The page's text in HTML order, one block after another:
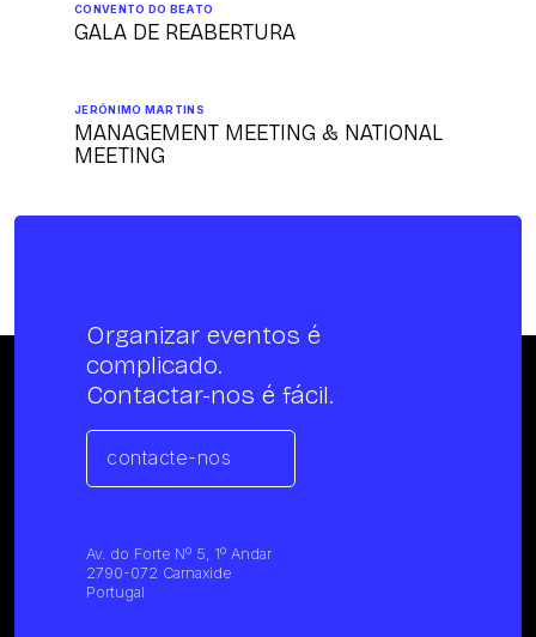
CONVENTO DO BEATO
GALA DE REABERTURA
JERÓNIMO MARTINS
MANAGEMENT MEETING & NATIONAL
MEETING
Organizar eventos é
complicado.
Contactar-nos é fácil.
contacte-nos
Av. do Forte Nº 5, 1º Andar
2790-072 Carnaxide
Portugal